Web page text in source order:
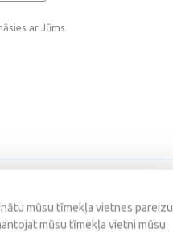
ar Jūms
mūsu tīmekļa vietnes pareizu
mūsu tīmekļa vietni mūsu